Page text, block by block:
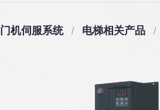
门机伺服系统 电梯相关产品